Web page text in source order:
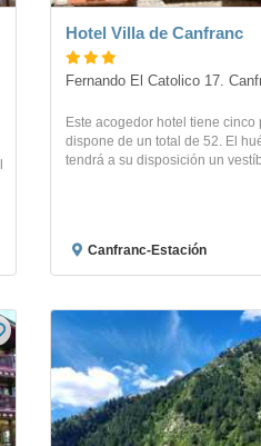
Hotel Villa de Canfranc
Fernando El Catolico 17.
Este acogedor hotel tiene cinco
dispone de un total de 52. El
tendrá a su disposición un
Canfranc-Estación